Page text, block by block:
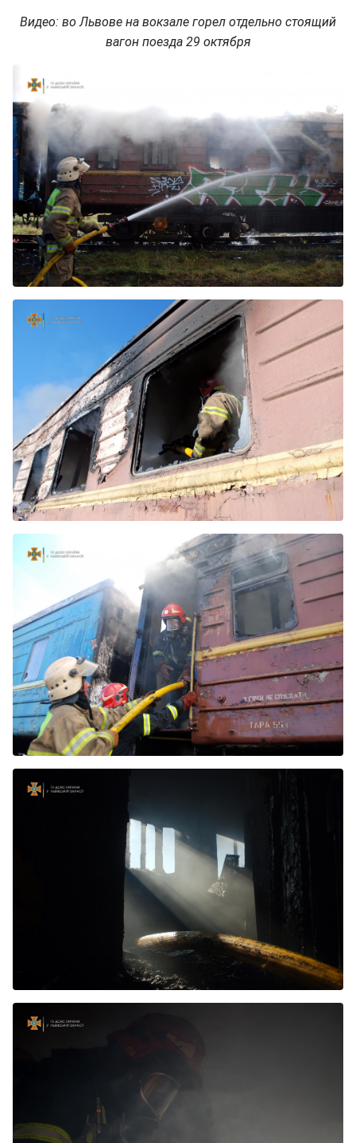
Видео: во Львове на вокзале горел отдельно стоящий
вагон поезда 29 октября